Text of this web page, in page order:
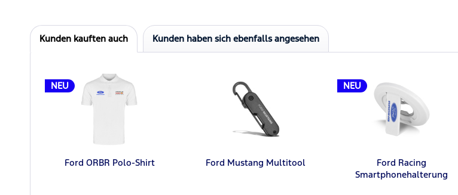
Kunden kauften auch Kunden haben sich ebenfalls angesehen
NEU
Ford ORBR Polo-Shirt Ford Mustang Multitool
NEU
Ford Racing
Smartphonehalterung